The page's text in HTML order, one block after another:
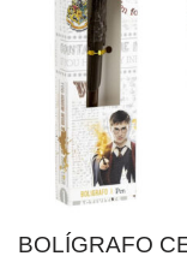
BOLÍGRAFO